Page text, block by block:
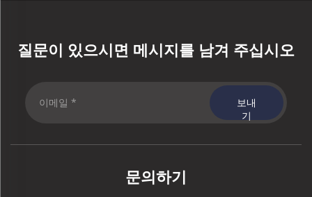
질문이 있으시면 메시지를 남겨 주십시오
보내
기
문의하기